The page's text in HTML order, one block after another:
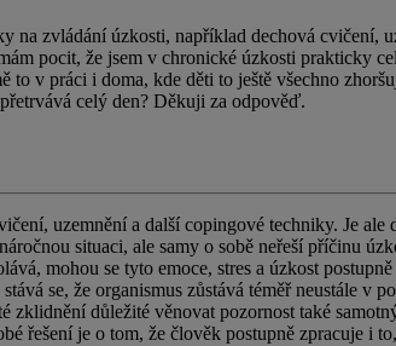
zvládání úzkosti, například dechová cvičení,
pocit, že jsem v chronické úzkosti prakticky
v práci i doma, kde děti to ještě všechno
celý den? Děkuji za odpověď.
uzemnění a další copingové techniky. Je
situaci, ale samy o sobě neřeší příčinu
mohou se tyto emoce, stres a úzkost
se, že organismus zůstává téměř neustále v
důležité věnovat pozornost také
řešení je o tom, že člověk postupně zpracuje i